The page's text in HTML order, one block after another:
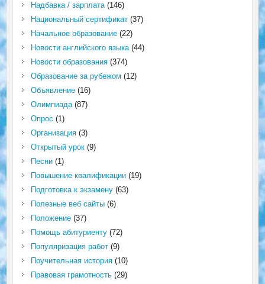
Надбавка / зарплата(146)
Национальный сертификат(37)
Начальное образование(22)
Новости английского языка(44)
Новости образования(374)
Образование за рубежом (12)
Объявление(16)
Олимпиада(87)
Опрос (1)
Организация(3)
Открытый урок(9)
Песни(1)
Повышение квалификации(19)
Подготовка к экзамену(63)
Полезные веб сайты(6)
Положение(37)
Помощь абитуриенту(72)
Популяризация работ(9)
Поучительная история(10)
Правовая грамотность(29)